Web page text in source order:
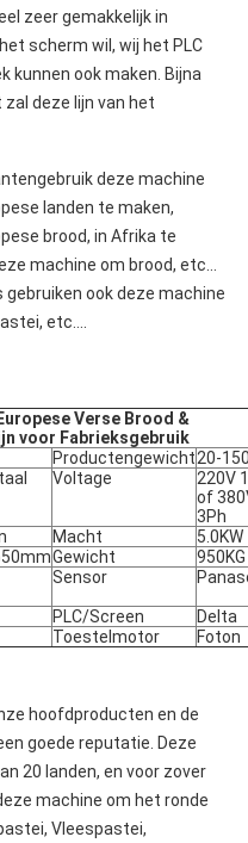
zeer gemakkelijk in
scherm wil, wij het PLC
kunnen ook maken. Bijna
deze lijn van het
deze machine
landen te maken,
brood, in Afrika te
machine om brood, etc…
ook deze machine
etc….
Verse Brood &
voor Fabrieksgebruik
Productengewicht20-
Voltage
220V
of
3Ph
Macht
5.0KW
Gewicht
950KG
Sensor
PLC/Screen
Delta
Toestelmotor Foton
hoofdproducten en de
goede reputatie. Deze
20 landen, en voor zover
machine om het ronde
Vleespastei,